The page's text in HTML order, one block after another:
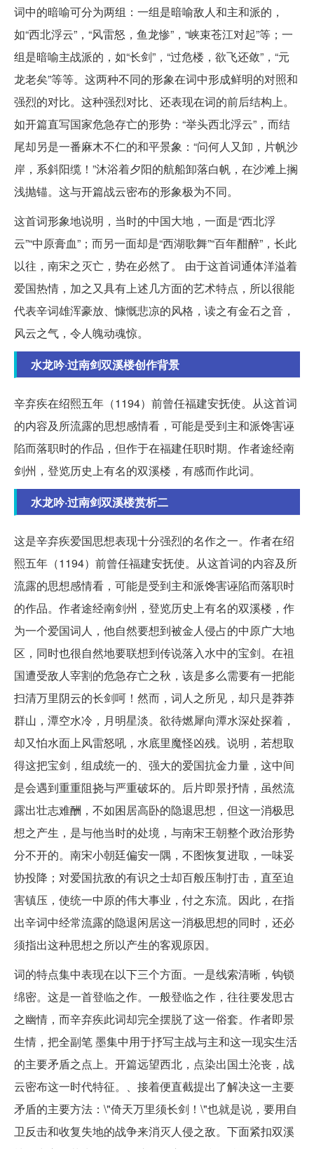
词中的暗喻可分为两组：一组是暗喻敌人和主和派的，
如“西北浮云”，“风雷怒，鱼龙惨”，“峡束苍江对起”等；一
组是暗喻主战派的，如“长剑”，“过危楼，欲飞还敛”，“元
龙老矣”等等。这两种不同的形象在词中形成鲜明的对照和
强烈的对比。这种强烈对比、还表现在词的前后结构上。
如开篇直写国家危急存亡的形势：“举头西北浮云”，而结
尾却另是一番麻木不仁的和平景象：“问何人又卸，片帆沙
岸，系斜阳缆！”沐浴着夕阳的航船卸落白帆，在沙滩上搁
浅抛锚。这与开篇战云密布的形象极为不同。
这首词形象地说明，当时的中国大地，一面是“西北浮
云”“中原膏血”；而另一面却是“西湖歌舞”“百年酣醉”，长此
以往，南宋之灭亡，势在必然了。 由于这首词通体洋溢着
爱国热情，加之又具有上述几方面的艺术特点，所以很能
代表辛词雄浑豪放、慷慨悲凉的风格，读之有金石之音，
风云之气，令人魄动魂惊。
水龙吟·过南剑双溪楼创作背景
辛弃疾在绍熙五年（1194）前曾任福建安抚使。从这首词
的内容及所流露的思想感情看，可能是受到主和派馋害诬
陷而落职时的作品，但作于在福建任职时期。作者途经南
剑州，登览历史上有名的双溪楼，有感而作此词。
水龙吟·过南剑双溪楼赏析二
这是辛弃疾爱国思想表现十分强烈的名作之一。作者在绍
熙五年（1194）前曾任福建安抚使。从这首词的内容及所
流露的思想感情看，可能是受到主和派馋害诬陷而落职时
的作品。作者途经南剑州，登览历史上有名的双溪楼，作
为一个爱国词人，他自然要想到被金人侵占的中原广大地
区，同时也很自然地要联想到传说落入水中的宝剑。在祖
国遭受敌人宰割的危急存亡之秋，该是多么需要有一把能
扫清万里阴云的长剑呵！然而，词人之所见，却只是莽莽
群山，潭空水冷，月明星淡。欲待燃犀向潭水深处探着，
却又怕水面上风雷怒吼，水底里魔怪凶残。说明，若想取
得这把宝剑，组成统一的、强大的爱国抗金力量，这中间
是会遇到重重阻挠与严重破坏的。后片即景抒情，虽然流
露出壮志难酬，不如困居高卧的隐退思想，但这一消极思
想之产生，是与他当时的处境，与南宋王朝整个政治形势
分不开的。南宋小朝廷偏安一隅，不图恢复进取，一味妥
协投降；对爱国抗敌的有识之士却百般压制打击，直至迫
害镇压，使统一中原的伟大事业，付之东流。因此，在指
出辛词中经常流露的隐退闲居这一消极思想的同时，还必
须指出这种思想之所以产生的客观原因。
词的特点集中表现在以下三个方面。一是线索清晰，钩锁
绵密。这是一首登临之作。一般登临之作，往往要发思古
之幽情，而辛弃疾此词却完全摆脱了这一俗套。作者即景
生情，把全副笔 墨集中用于抒写主战与主和这一现实生活
的主要矛盾之点上。开篇远望西北，点染出国土沦丧，战
云密布这一时代特征。、接着便直截提出了解决这一主要
矛盾的主要方法：\"倚天万里须长剑！\"也就是说，要用自
卫反击和收复失地的战争来消灭人侵之敌。下面紧扣双溪